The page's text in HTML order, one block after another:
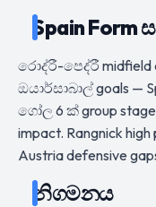
Spain Form
රොද්රී-පෙද්රී midfield
ඔයාර්සාබාල් goals —
ගෝල 6 ක් group
impact. Rangnick
Austria defensive
නිගමනය